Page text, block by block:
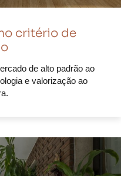
critério de
de alto padrão ao
e valorização ao